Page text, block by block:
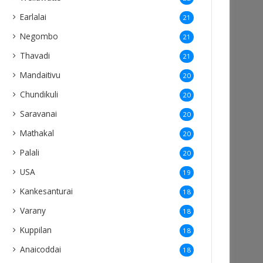
Earlalai 21
Negombo 21
Thavadi 21
Mandaitivu 20
Chundikuli 20
Saravanai 20
Mathakal 20
Palali 20
USA 19
Kankesanturai 18
Varany 18
Kuppilan 18
Anaicoddai 18